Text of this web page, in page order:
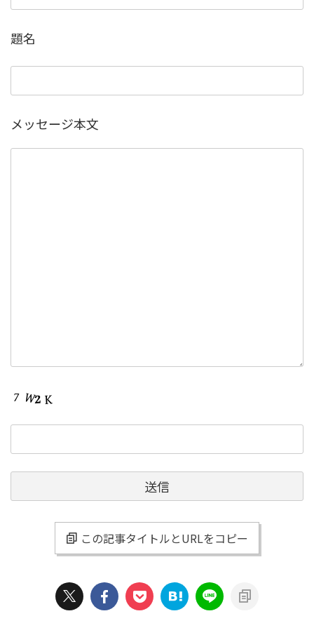
題名
メッセージ本文
この記事タイトルとURLをコピー